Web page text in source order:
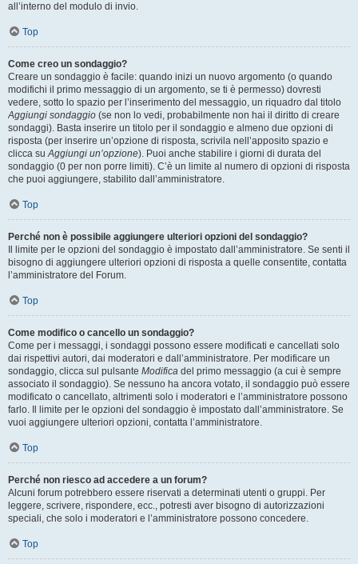
all’interno del modulo di invio.
Top
Come creo un sondaggio?
Creare un sondaggio è facile: quando inizi un nuovo argomento (o quando
modifichi il primo messaggio di un argomento, se ti è permesso) dovresti
vedere, sotto lo spazio per l’inserimento del messaggio, un riquadro dal titolo
Aggiungi sondaggio (se non lo vedi, probabilmente non hai il diritto di creare
sondaggi). Basta inserire un titolo per il sondaggio e almeno due opzioni di
risposta (per inserire un’opzione di risposta, scrivila nell’apposito spazio e
clicca suAggiungi un’opzione). Puoi anche stabilire i giorni di durata del
sondaggio (0 per non porre limiti). C’è un limite al numero di opzioni di risposta
che puoi aggiungere, stabilito dall’amministratore.
Top
Perché non è possibile aggiungere ulteriori opzioni del sondaggio?
Il limite per le opzioni del sondaggio è impostato dall’amministratore. Se senti il
bisogno di aggiungere ulteriori opzioni di risposta a quelle consentite, contatta
l’amministratore del Forum.
Top
Come modifico o cancello un sondaggio?
Come per i messaggi, i sondaggi possono essere modificati e cancellati solo
dai rispettivi autori, dai moderatori e dall’amministratore. Per modificare un
sondaggio, clicca sul pulsante Modifica del primo messaggio (a cui è sempre
associato il sondaggio). Se nessuno ha ancora votato, il sondaggio può essere
modificato o cancellato, altrimenti solo i moderatori e l’amministratore possono
farlo. Il limite per le opzioni del sondaggio è impostato dall’amministratore. Se
vuoi aggiungere ulteriori opzioni, contatta l’amministratore.
Top
Perché non riesco ad accedere a un forum?
Alcuni forum potrebbero essere riservati a determinati utenti o gruppi. Per
leggere, scrivere, rispondere, ecc., potresti aver bisogno di autorizzazioni
speciali, che solo i moderatori e l’amministratore possono concedere.
Top